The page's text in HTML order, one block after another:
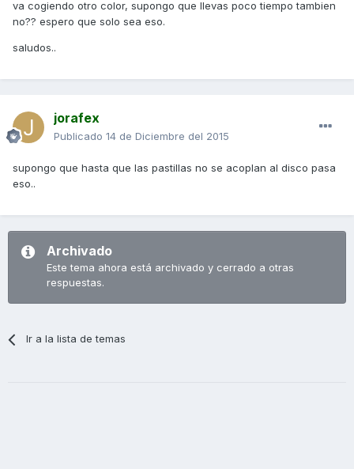
va cogiendo otro color, supongo que llevas poco tiempo tambien
no?? espero que solo sea eso.
saludos..
jorafex
Publicado 14 de Diciembre del 2015
supongo que hasta que las pastillas no se acoplan al disco pasa
eso..
Archivado
Este tema ahora está archivado y cerrado a otras
respuestas.
Ir a la lista de temas